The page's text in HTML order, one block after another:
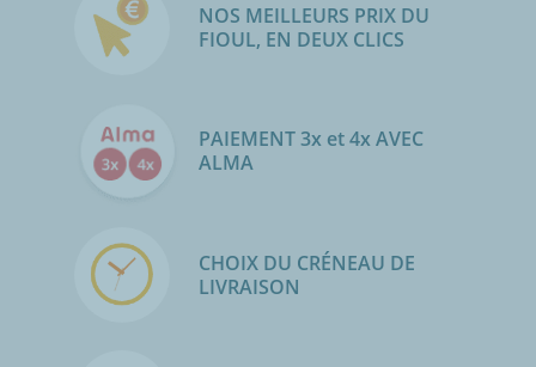
NOS MEILLEURS PRIX DU
FIOUL, EN DEUX CLICS
PAIEMENT 3x et 4x AVEC
ALMA
CHOIX DU CRÉNEAU DE
LIVRAISON